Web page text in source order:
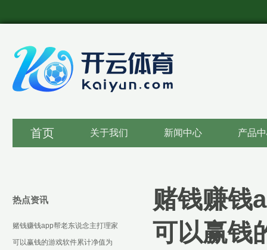
首页 关于我们 新闻中心 产品
赌钱赚钱
可以赢钱
热点资讯
赌钱赚钱app帮老东说念主打理家
务-可以赢钱的游戏软件下载
可以赢钱的游戏软件累计净值为